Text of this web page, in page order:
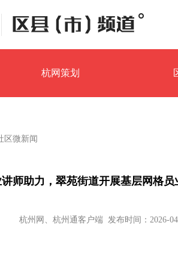
杭网策划
区微新闻
师助力，翠苑街道开展基层网格
杭州网、杭州通客户端 发布时间：2026-